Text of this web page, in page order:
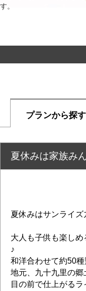
す。
プランから探す
夏休みは家族み
夏休みはサンライズ
大人も子供も楽し
♪
和洋合わせて約50
地元、九十九里の郷
目の前で仕上がる